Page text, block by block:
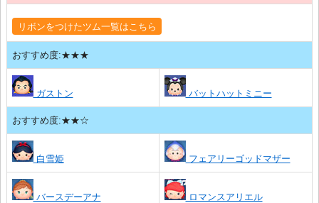
リボンをつけたツム一覧はこちら
おすすめ度:★★★
ガストン バットハットミニー
おすすめ度:★★☆
白雪姫 フェアリーゴッドマザー
バースデーアナ ロマンスアリエル